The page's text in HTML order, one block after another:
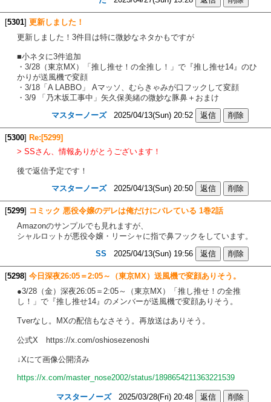
[5301] 更新しました！
更新しました！3件目は特に微妙なネタかもですが
■小ネタに3件追加
・3/28（東京MX）「推し推せ！の全推し！」で『推し推せ14』のひ
かりが送風機で変顔
・3/18「A LABBO」 Aマッソ、むらきゃみが口フックして変顔
・3/9 「乃木坂工事中」矢久保美緒の微妙な豚鼻＋おまけ
マスターノーズ2025/04/13(Sun) 20:52
[5300] Re:[5299]
> SSさん、情報ありがとうございます！
後で返信予定です！
マスターノーズ2025/04/13(Sun) 20:50
[5299] コミック 悪役令嬢のデレは俺だけにバレている 1巻2話
Amazonのサンプルでも見れますが、
シャルロットが悪役令嬢・リーシャに指で鼻フックをしています。
SS 2025/04/13(Sun) 19:56
[5298] 今日深夜26:05＝2:05～（東京MX）送風機で変顔ありそう。
●3/28（金）深夜26:05＝2:05～（東京MX）「推し推せ！の全推
し！」で『推し推せ14』のメンバーが送風機で変顔ありそう。
Tverなし。MXの配信もなさそう。再放送はありそう。
公式X https://x.com/oshiosezenoshi
↓Xにて画像公開済み
https://x.com/master_nose2002/status/1898654211363221539
マスターノーズ2025/03/28(Fri) 20:48